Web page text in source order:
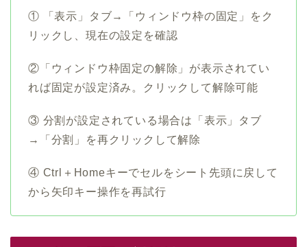
① 「表示」タブ→「ウィンドウ枠の固定」をク
リックし、現在の設定を確認
②「ウィンドウ枠固定の解除」が表示されてい
れば固定が設定済み。クリックして解除可能
③ 分割が設定されている場合は「表示」タブ
→「分割」を再クリックして解除
④ Ctrl＋Homeキーでセルをシート先頭に戻して
から矢印キー操作を再試行